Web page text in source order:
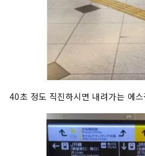
40초 정도 직진하시면 내려가는 에